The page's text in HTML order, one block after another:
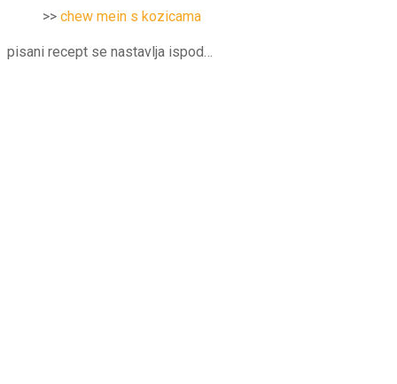
>> chew mein s kozicama
pisani recept se nastavlja ispod…